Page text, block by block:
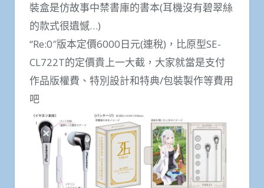
裝盒是仿故事中禁書庫的書本(耳機沒有碧翠絲
的款式很遺憾…)
“Re:0″版本定價6000日元(連稅)，比原型SE-
CL722T的定價貴上一大截，大家就當是支付
作品版權費、特別設計和特典/包裝製作等費用
吧